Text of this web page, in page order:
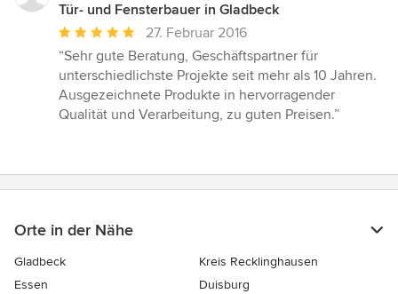
Tür- und Fensterbauer in Gladbeck
Durchschnittliche
Bewertung:
5
von
5
27. Februar 2016
“Sehr gute Beratung, Geschäftspartner für
unterschiedlichste Projekte seit mehr als 10 Jahren.
Ausgezeichnete Produkte in hervorragender
Qualität und Verarbeitung, zu guten Preisen.”
Orte in der Nähe
Gladbeck
Kreis Recklinghausen
Essen
Duisburg